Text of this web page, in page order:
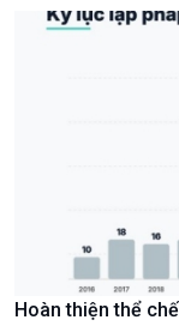
Hoàn thiện thể